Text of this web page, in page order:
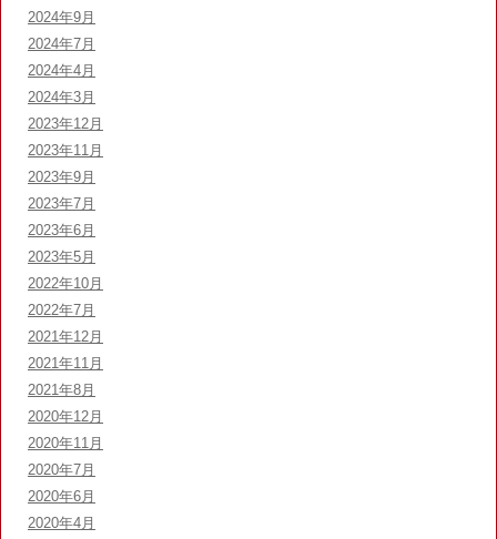
2024年9月
2024年7月
2024年4月
2024年3月
2023年12月
2023年11月
2023年9月
2023年7月
2023年6月
2023年5月
2022年10月
2022年7月
2021年12月
2021年11月
2021年8月
2020年12月
2020年11月
2020年7月
2020年6月
2020年4月